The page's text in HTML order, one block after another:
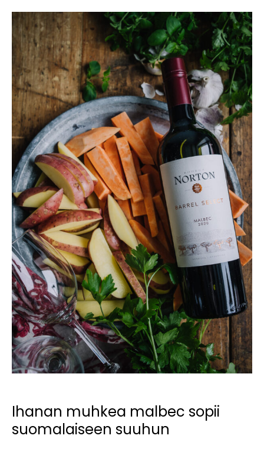
Ihanan muhkea malbec sopii
suomalaiseen suuhun